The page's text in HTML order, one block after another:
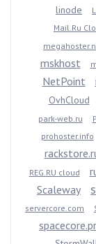
linode
Mail.Ru
mskhost
NetPoint
OvhCloud
park-web.ru
prohoster.info
REG.RU cloud
Scaleway
servercore.com